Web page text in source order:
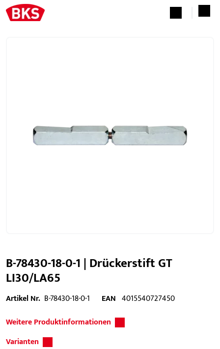
B-78430-18-0-1 | Drückerstift GT
LI30/LA65
Artikel Nr. B-78430-18-0-1 EAN 4015540727450
Weitere Produktinformationen
Varianten